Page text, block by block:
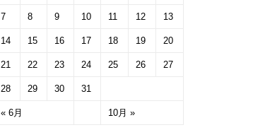
« 6月 10月 »
7 8 9 10 11 12 13
14 15 16 17 18 19 20
21 22 23 24 25 26 27
28 29 30 31